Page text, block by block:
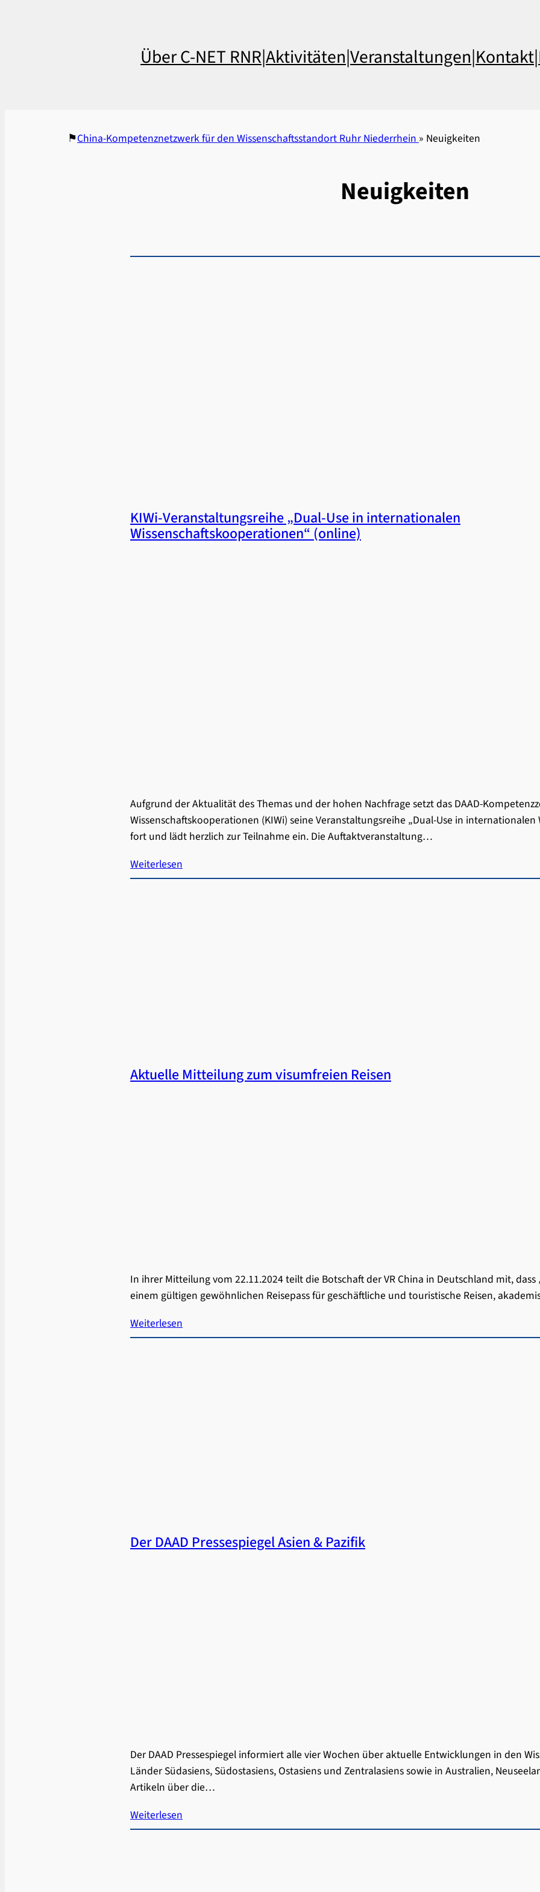
Über C-NET RNR|Aktivitäten|Veranstaltungen|Kontakt|
⚑China-Kompetenznetzwerk für den Wissenschaftsstandort Ruhr Niederrhein » Neuigkeiten
Neuigkeiten
KIWi-Veranstaltungsreihe „Dual-Use in internationalen
Wissenschaftskooperationen“ (online)
Aufgrund der Aktualität des Themas und der hohen Nachfrage setzt das DAAD-
Wissenschaftskooperationen (KIWi) seine Veranstaltungsreihe „Dual-Use in
fort und lädt herzlich zur Teilnahme ein. Die Auftaktveranstaltung…
Weiterlesen
Aktuelle Mitteilung zum visumfreien Reisen
In ihrer Mitteilung vom 22.11.2024 teilt die Botschaft der VR China in Deutschland mit,
einem gültigen gewöhnlichen Reisepass für geschäftliche und touristische Reisen,
Weiterlesen
Der DAAD Pressespiegel Asien & Pazifik
Der DAAD Pressespiegel informiert alle vier Wochen über aktuelle Entwicklungen in den
Länder Südasiens, Südostasiens, Ostasiens und Zentralasiens sowie in Australien,
Artikeln über die…
Weiterlesen